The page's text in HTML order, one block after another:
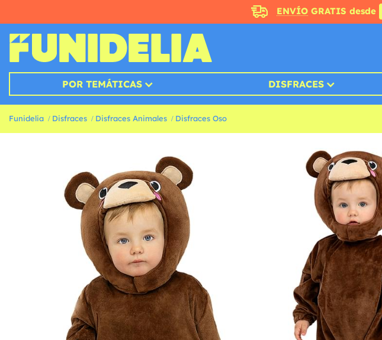
ENVÍOGRATIS desde
POR TEMÁTICAS DISFRACES
Funidelia Disfraces Disfraces Animales Disfraces Oso